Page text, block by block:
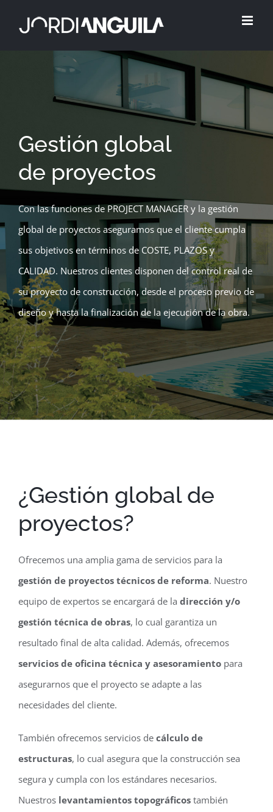
Gestión global
de proyectos
Con las funciones de PROJECT MANAGER y la gestión
global de proyectos aseguramos que el cliente cumpla
sus objetivos en términos de COSTE, PLAZOS y
CALIDAD. Nuestros clientes disponen del control real de
su proyecto de construcción, desde el proceso previo de
diseño y hasta la finalización de la ejecución de la obra.
¿Gestión global de
proyectos?
Ofrecemos una amplia gama de servicios para la
gestión de proyectos técnicos de reforma. Nuestro
equipo de expertos se encargará de la dirección y/o
gestión técnica de obras, lo cual garantiza un
resultado final de alta calidad. Además, ofrecemos
servicios de oficina técnica y asesoramientopara
asegurarnos que el proyecto se adapte a las
necesidades del cliente.
También ofrecemos servicios de cálculo de
estructuras, lo cual asegura que la construcción sea
segura y cumpla con los estándares necesarios.
Nuestros levantamientos topográficostambién